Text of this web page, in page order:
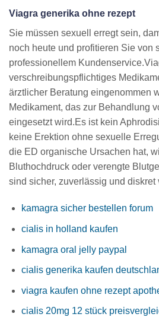
Viagra generika ohne rezept
Sie müssen sexuell erregt sein,
noch heute und profitieren Sie von
professionellem
verschreibungspflichtiges
ärztlicher Beratung eingenommen
Medikament, das zur Behandlung
eingesetzt wird.Es ist kein
keine Erektion ohne sexuelle
die ED organische Ursachen hat,
Bluthochdruck oder verengte
sind sicher, zuverlässig und diskret
kamagra sicher bestellen forum
cialis in holland kaufen
kamagra oral jelly paypal
cialis generika kaufen
viagra kaufen ohne rezept
cialis 20mg 12 stück